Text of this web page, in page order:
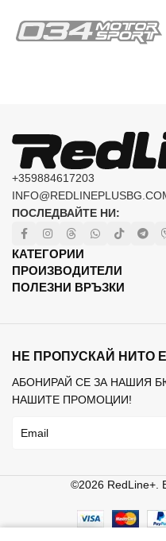
+359884617203
ПОСЛЕДВАЙТЕ НИ:
КАТЕГОРИИ
ПРОИЗВОДИТЕЛИ
ПОЛЕЗНИ ВРЪЗКИ
НЕ ПРОПУСКАЙ НИТО
АБОНИРАЙ СЕ ЗА НАШИЯ
НАШИТЕ ПРОМОЦИИ!
©2026 RedLine+.